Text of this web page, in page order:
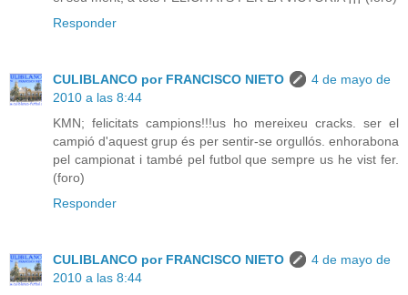
Responder
CULIBLANCO por FRANCISCO NIETO
4 de mayo de
2010 a las 8:44
KMN; felicitats campions!!!us ho mereixeu cracks. ser el
campió d'aquest grup és per sentir-se orgullós. enhorabona
pel campionat i també pel futbol que sempre us he vist fer.
(foro)
Responder
CULIBLANCO por FRANCISCO NIETO
4 de mayo de
2010 a las 8:44